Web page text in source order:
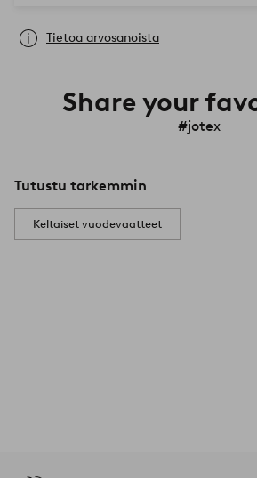
Tietoa arvosanoista
Share your
#jotex
Tutustu tarkemmin
Keltaiset vuodevaatteet